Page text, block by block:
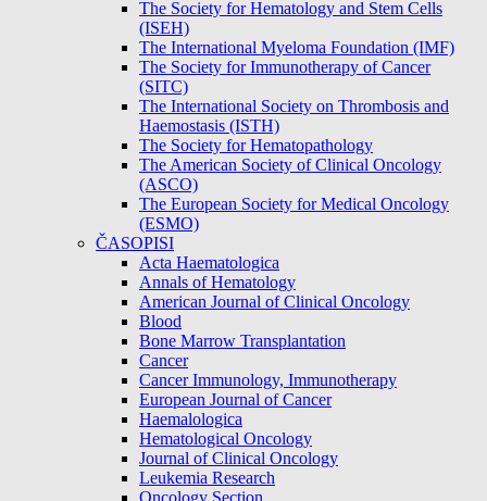
The Society for Hematology and Stem Cells
(ISEH)
The International Myeloma Foundation (IMF)
The Society for Immunotherapy of Cancer
(SITC)
The International Society on Thrombosis and
Haemostasis (ISTH)
The Society for Hematopathology
The American Society of Clinical Oncology
(ASCO)
The European Society for Medical Oncology
(ESMO)
ČASOPISI
Acta Haematologica
Annals of Hematology
American Journal of Clinical Oncology
Blood
Bone Marrow Transplantation
Cancer
Cancer Immunology, Immunotherapy
European Journal of Cancer
Haemalologica
Hematological Oncology
Journal of Clinical Oncology
Leukemia Research
Oncology Section